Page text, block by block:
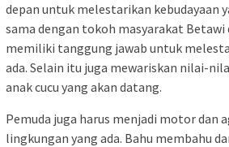
depan untuk melestarikan kebudayaan
sama dengan tokoh masyarakat
memiliki tanggung jawab untuk
ada. Selain itu juga mewariskan nilai-
anak cucu yang akan datang.
Pemuda juga harus menjadi motor dan
lingkungan yang ada. Bahu membahu